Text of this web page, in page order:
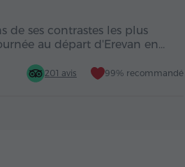
de ses contrastes les plus
au départ d'Erevan en…
201 avis 99% recommandé